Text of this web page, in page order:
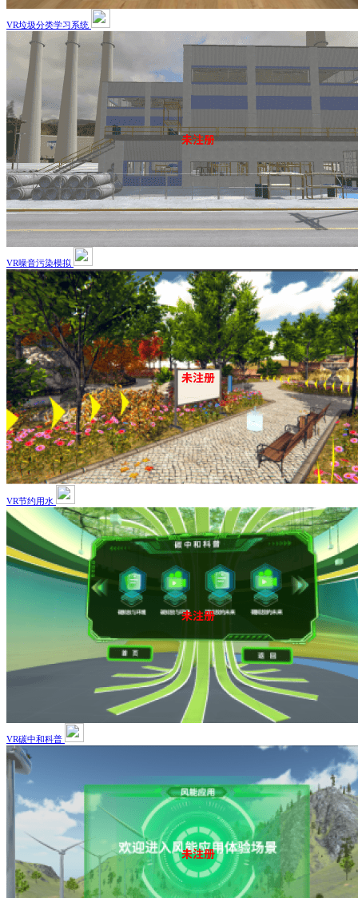
VR垃圾分类学习系统
VR噪音污染模拟
VR节约用水
VR碳中和科普